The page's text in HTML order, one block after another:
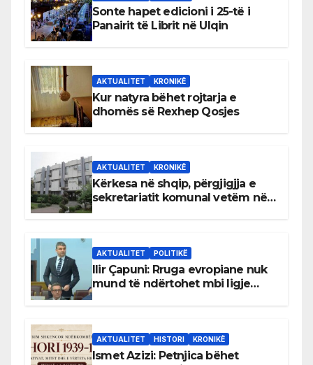
Sonte hapet edicioni i 25-të i
Panairit të Librit në Ulqin
AKTUALITET KRONIKË
Kur natyra bëhet rojtarja e
dhomës së Rexhep Qosjes
AKTUALITET KRONIKË
Kërkesa në shqip, përgjigjja e
sekretariatit komunal vetëm në
AKTUALITET POLITIKË
Ilir Çapuni: Rruga evropiane nuk
mund të ndërtohet mbi ligje
AKTUALITET HISTORI KRONIKË
Ismet Azizi: Petnjica bëhet